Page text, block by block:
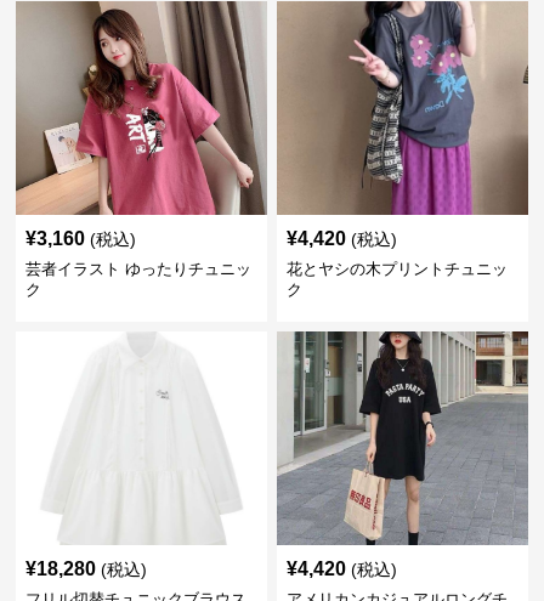
¥3,160 (税込)
芸者イラスト ゆったりチュニッ
ク
¥4,420 (税込)
花とヤシの木プリントチュニッ
ク
¥18,280 (税込) ¥4,420 (税込)